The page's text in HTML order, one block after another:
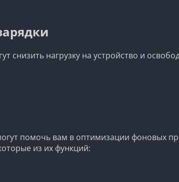
нагрузку на устройство и
помочь вам в оптимизации фоновых
из их функций: